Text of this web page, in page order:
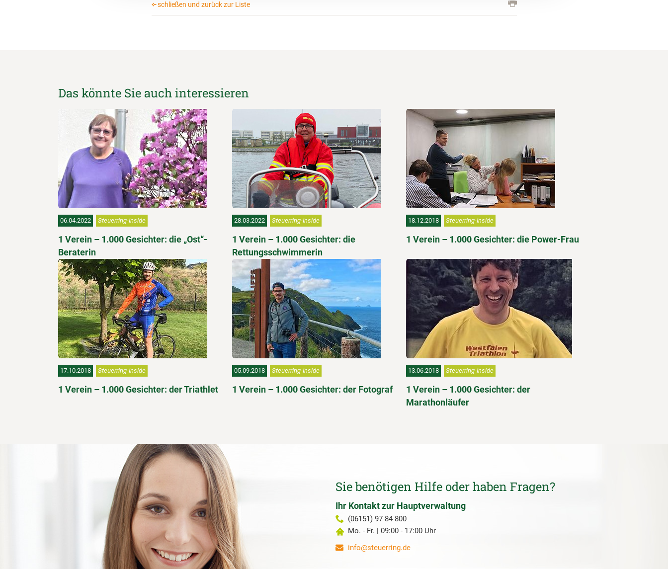
schließen und zurück zur Liste
Das könnte Sie auch interessieren
06.04.2022 Steuerring-Inside
1 Verein – 1.000 Gesichter: die „Ost“-
Beraterin
28.03.2022 Steuerring-Inside
1 Verein – 1.000 Gesichter: die
Rettungsschwimmerin
18.12.2018 Steuerring-Inside
1 Verein – 1.000 Gesichter: die Power-Frau
17.10.2018 Steuerring-Inside
1 Verein – 1.000 Gesichter: der Triathlet
05.09.2018 Steuerring-Inside
1 Verein – 1.000 Gesichter: der Fotograf
13.06.2018 Steuerring-Inside
1 Verein – 1.000 Gesichter: der
Marathonläufer
Sie benötigen Hilfe oder haben Fragen?
Ihr Kontakt zur Hauptverwaltung
(06151) 97 84 800
Mo. - Fr. | 09:00 - 17:00 Uhr
info@steuerring.de